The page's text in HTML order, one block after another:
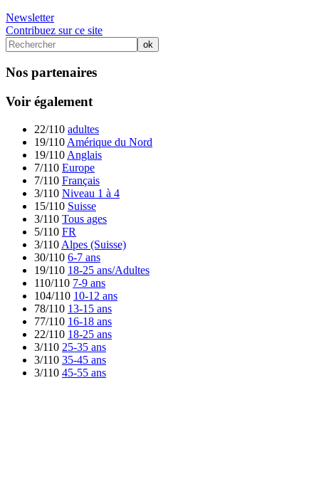
Newsletter
Contribuez sur ce site
Nos partenaires
Voir également
22/110 adultes
19/110 Amérique du Nord
19/110 Anglais
7/110 Europe
7/110 Français
3/110 Niveau 1 à 4
15/110 Suisse
3/110 Tous ages
5/110 FR
3/110 Alpes (Suisse)
30/110 6-7 ans
19/110 18-25 ans/Adultes
110/110 7-9 ans
104/110 10-12 ans
78/110 13-15 ans
77/110 16-18 ans
22/110 18-25 ans
3/110 25-35 ans
3/110 35-45 ans
3/110 45-55 ans